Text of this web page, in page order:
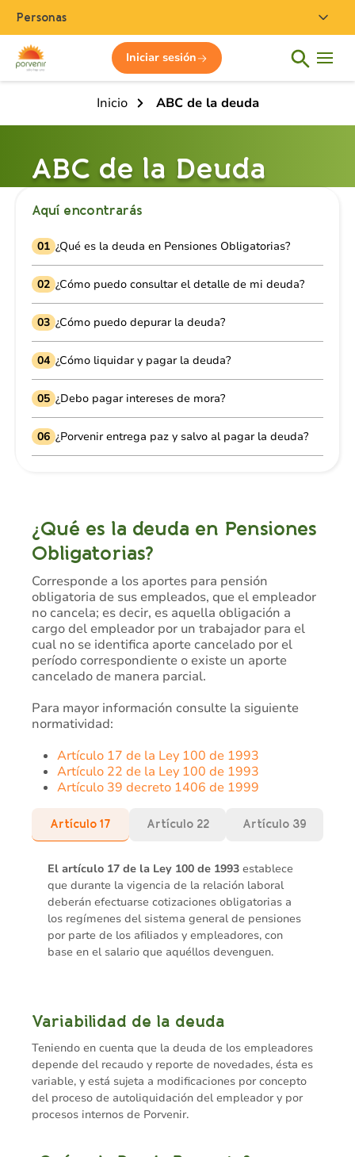
Personas
Iniciar sesión
Inicio ABC de la deuda
ABC de la Deuda
Aquí encontrarás
01 ¿Qué es la deuda en Pensiones Obligatorias?
02 ¿Cómo puedo consultar el detalle de mi deuda?
03 ¿Cómo puedo depurar la deuda?
04 ¿Cómo liquidar y pagar la deuda?
05 ¿Debo pagar intereses de mora?
06 ¿Porvenir entrega paz y salvo al pagar la deuda?
¿Qué es la deuda en Pensiones
Obligatorias?
Corresponde a los aportes para pensión
obligatoria de sus empleados, que el empleador
no cancela; es decir, es aquella obligación a
cargo del empleador por un trabajador para el
cual no se identifica aporte cancelado por el
período correspondiente o existe un aporte
cancelado de manera parcial.
Para mayor información consulte la siguiente
normatividad:
Artículo 17 de la Ley 100 de 1993
Artículo 22 de la Ley 100 de 1993
Artículo 39 decreto 1406 de 1999
Artículo 17 Artículo 22 Artículo 39
El artículo 17 de la Ley 100 de 1993 establece
que durante la vigencia de la relación laboral
deberán efectuarse cotizaciones obligatorias a
los regímenes del sistema general de pensiones
por parte de los afiliados y empleadores, con
base en el salario que aquéllos devenguen.
Variabilidad de la deuda
Teniendo en cuenta que la deuda de los empleadores
depende del recaudo y reporte de novedades, ésta es
variable, y está sujeta a modificaciones por concepto
del proceso de autoliquidación del empleador y por
procesos internos de Porvenir.